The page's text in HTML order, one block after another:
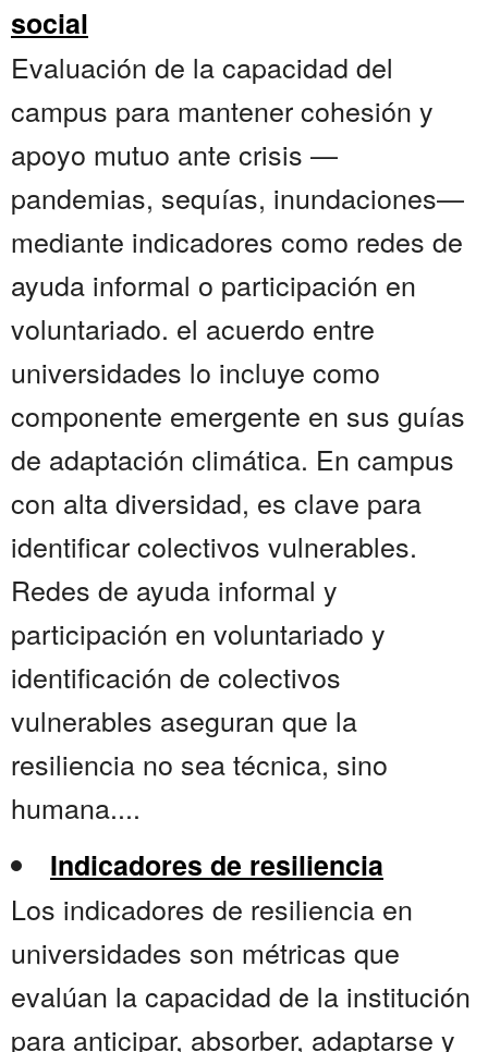
social
Evaluación de la capacidad del
campus para mantener cohesión y
apoyo mutuo ante crisis —
pandemias, sequías, inundaciones—
mediante indicadores como redes de
ayuda informal o participación en
voluntariado. el acuerdo entre
universidades lo incluye como
componente emergente en sus guías
de adaptación climática. En campus
con alta diversidad, es clave para
identificar colectivos vulnerables.
Redes de ayuda informal y
participación en voluntariado y
identificación de colectivos
vulnerables aseguran que la
resiliencia no sea técnica, sino
humana....
Indicadores de resiliencia
Los indicadores de resiliencia en
universidades son métricas que
evalúan la capacidad de la institución
para anticipar, absorber, adaptarse y